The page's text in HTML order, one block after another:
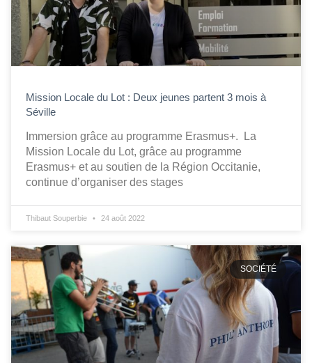
Mission Locale du Lot : Deux jeunes partent 3 mois à
Séville
Immersion grâce au programme Erasmus+. La
Mission Locale du Lot, grâce au programme
Erasmus+ et au soutien de la Région Occitanie,
continue d’organiser des stages
Thibaut Souperbie 24 août 2022
SOCIÉTÉ